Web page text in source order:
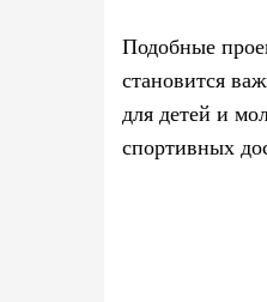
Подобные
становится
для детей и
спортивных